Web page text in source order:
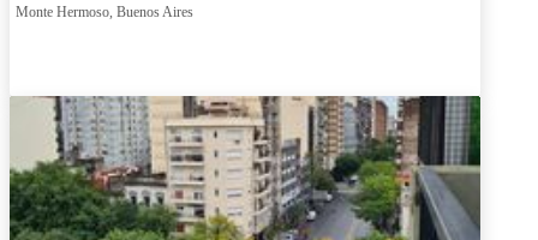
Monte Hermoso, Buenos Aires